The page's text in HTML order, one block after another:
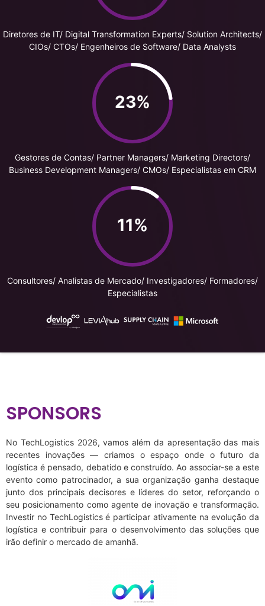
Diretores de IT/ Digital Transformation Experts/ Solution Architects/
CIOs/ CTOs/ Engenheiros de Software/ Data Analysts
23%
Gestores de Contas/ Partner Managers/ Marketing Directors/
Business Development Managers/ CMOs/ Especialistas em CRM
11%
Consultores/ Analistas de Mercado/ Investigadores/ Formadores/
Especialistas
SPONSORS
No TechLogistics 2026, vamos além da apresentação das mais
recentes inovações — criamos o espaço onde o futuro da
logística é pensado, debatido e construído. Ao associar-se a este
evento como patrocinador, a sua organização ganha destaque
junto dos principais decisores e líderes do setor, reforçando o
seu posicionamento como agente de inovação e transformação.
Investir no TechLogistics é participar ativamente na evolução da
logística e contribuir para o desenvolvimento das soluções que
irão definir o mercado de amanhã.